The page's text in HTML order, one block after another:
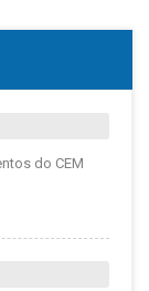
do CEM